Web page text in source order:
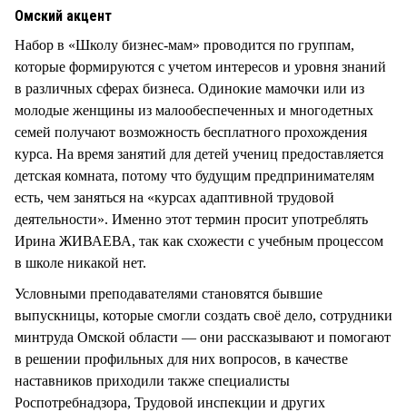
Омский акцент
Набор в «Школу бизнес-мам» проводится по группам,
которые формируются с учетом интересов и уровня знаний
в различных сферах бизнеса. Одинокие мамочки или из
молодые женщины из малообеспеченных и многодетных
семей получают возможность бесплатного прохождения
курса. На время занятий для детей учениц предоставляется
детская комната, потому что будущим предпринимателям
есть, чем заняться на «курсах адаптивной трудовой
деятельности». Именно этот термин просит употреблять
Ирина ЖИВАЕВА, так как схожести с учебным процессом
в школе никакой нет.
Условными преподавателями становятся бывшие
выпускницы, которые смогли создать своё дело, сотрудники
минтруда Омской области — они рассказывают и помогают
в решении профильных для них вопросов, в качестве
наставников приходили также специалисты
Роспотребнадзора, Трудовой инспекции и других